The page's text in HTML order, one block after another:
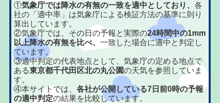
①気象庁では降水の有無の一致を適中としており、各
社の「適中率」は気象庁による検証方法の基準に則り
算出しています。
②気象庁では、その日の予報と実際の24時間中の1mm
以上降水の有無を比べ、一致した場合に適中と判定し
ています。
③適中判定の代表地点として、気象庁の定める地点で
ある東京都千代田区北の丸公園の天気を参照していま
す。
④本サイトでは、各社が公開している7日前0時の予報
の適中判定の結果を比較しています。